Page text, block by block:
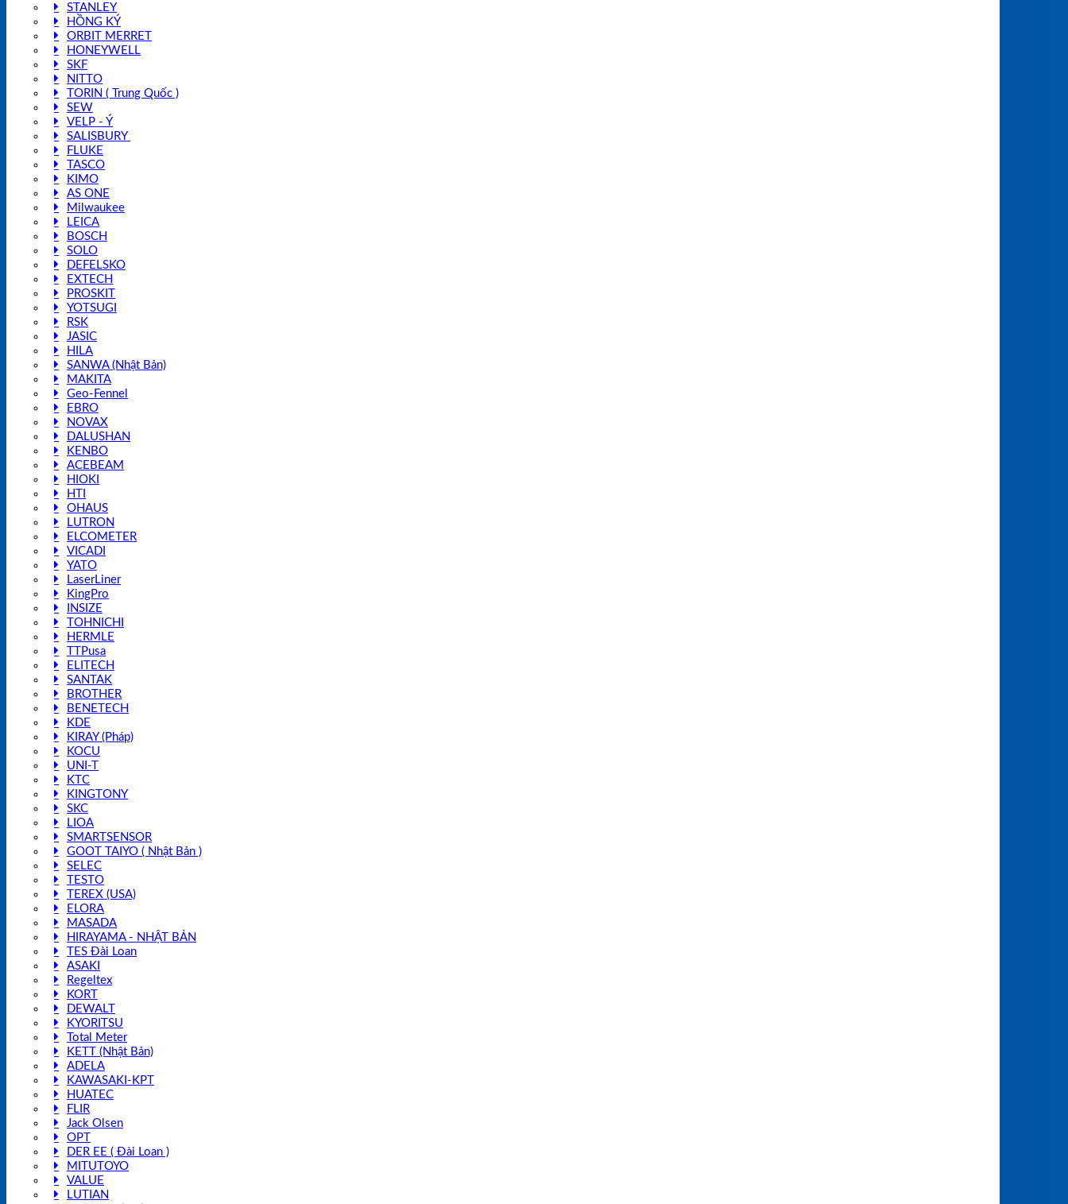
STANLEY
HỒNG KÝ
ORBIT MERRET
HONEYWELL
SKF
NITTO
TORIN ( Trung Quốc )
SEW
VELP - Ý
SALISBURY
FLUKE
TASCO
KIMO
AS ONE
Milwaukee
LEICA
BOSCH
SOLO
DEFELSKO
EXTECH
PROSKIT
YOTSUGI
RSK
JASIC
HILA
SANWA (Nhật Bản)
MAKITA
Geo-Fennel
EBRO
NOVAX
DALUSHAN
KENBO
ACEBEAM
HIOKI
HTI
OHAUS
LUTRON
ELCOMETER
VICADI
YATO
LaserLiner
KingPro
INSIZE
TOHNICHI
HERMLE
TTPusa
ELITECH
SANTAK
BROTHER
BENETECH
KDE
KIRAY (Pháp)
KOCU
UNI-T
KTC
KINGTONY
SKC
LIOA
SMARTSENSOR
GOOT TAIYO ( Nhật Bản )
SELEC
TESTO
TEREX (USA)
ELORA
MASADA
HIRAYAMA - NHẬT BẢN
TES Đài Loan
ASAKI
Regeltex
KORT
DEWALT
KYORITSU
Total Meter
KETT (Nhật Bản)
ADELA
KAWASAKI-KPT
HUATEC
FLIR
Jack Olsen
OPT
DER EE ( Đài Loan )
MITUTOYO
VALUE
LUTIAN